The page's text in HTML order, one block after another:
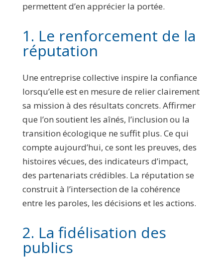
permettent d’en apprécier la portée.
1. Le renforcement de la
réputation
Une entreprise collective inspire la confiance
lorsqu’elle est en mesure de relier clairement
sa mission à des résultats concrets. Affirmer
que l’on soutient les aînés, l’inclusion ou la
transition écologique ne suffit plus. Ce qui
compte aujourd’hui, ce sont les preuves, des
histoires vécues, des indicateurs d’impact,
des partenariats crédibles. La réputation se
construit à l’intersection de la cohérence
entre les paroles, les décisions et les actions.
2. La fidélisation des
publics